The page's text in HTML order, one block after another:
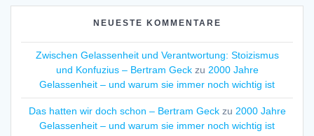
NEUESTE KOMMENTARE
Zwischen Gelassenheit und Verantwortung: Stoizismus
und Konfuzius – Bertram Geckzu 2000 Jahre
Gelassenheit – und warum sie immer noch wichtig ist
Das hatten wir doch schon – Bertram Geckzu 2000 Jahre
Gelassenheit – und warum sie immer noch wichtig ist